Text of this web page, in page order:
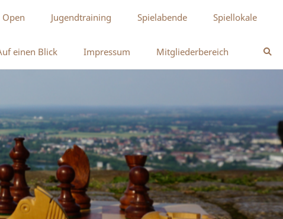
Open Jugendtraining Spielabende Spiellokale
einen Blick Impressum Mitgliederbereich